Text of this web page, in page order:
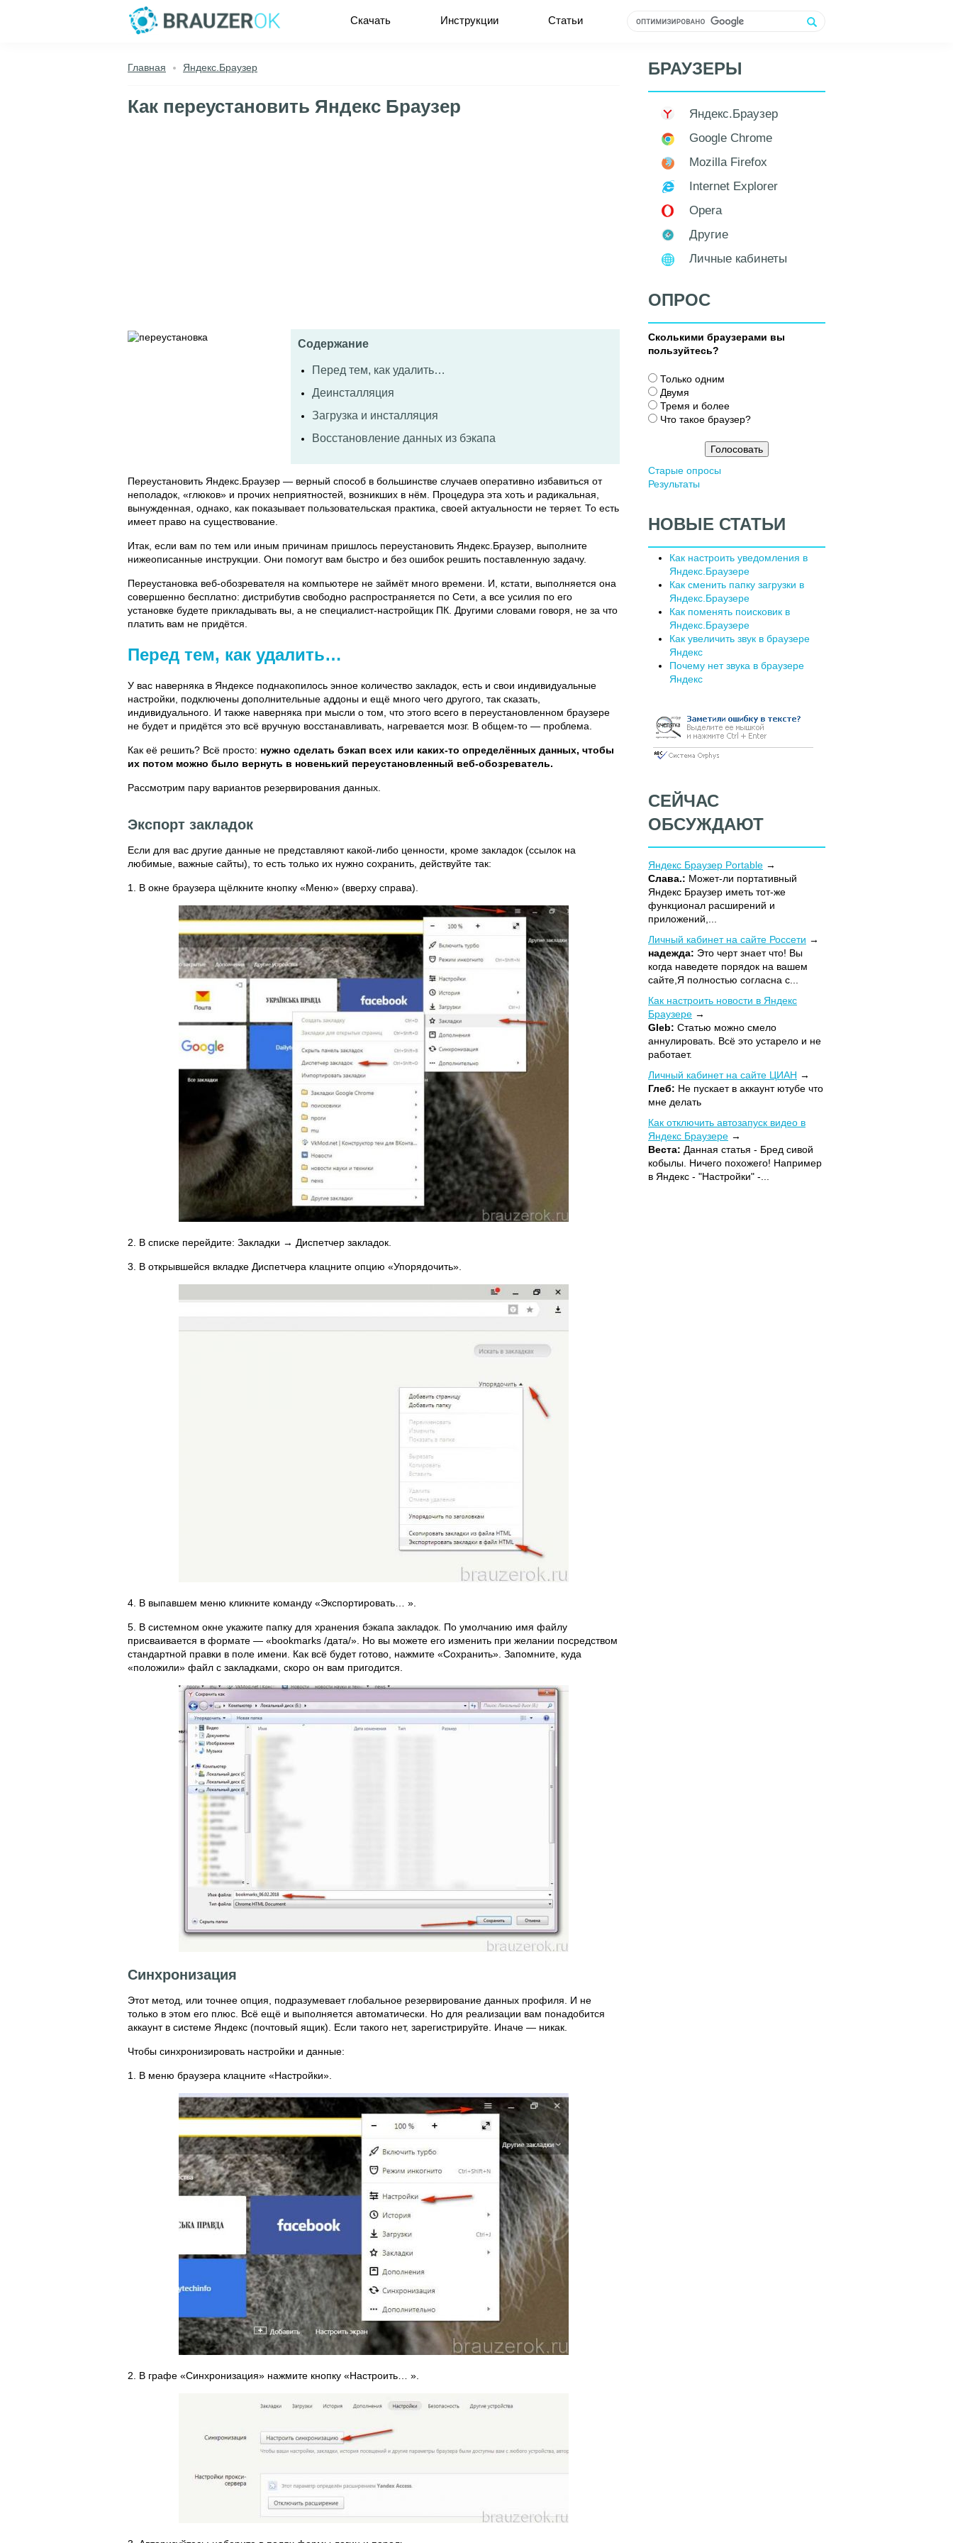
Скачать Инструкции Статьи
Главная Яндекс.Браузер
Как переустановить Яндекс Браузер
Содержание
Перед тем, как удалить…
Деинсталляция
Загрузка и инсталляция
Восстановление данных из бэкапа
Переустановить Яндекс.Браузер — верный способ в большинстве случаев оперативно избавиться от
неполадок, «глюков» и прочих неприятностей, возникших в нём. Процедура эта хоть и радикальная,
вынужденная, однако, как показывает пользовательская практика, своей актуальности не теряет. То есть
имеет право на существование.
Итак, если вам по тем или иным причинам пришлось переустановить Яндекс.Браузер, выполните
нижеописанные инструкции. Они помогут вам быстро и без ошибок решить поставленную задачу.
Переустановка веб-обозревателя на компьютере не займёт много времени. И, кстати, выполняется она
совершенно бесплатно: дистрибутив свободно распространяется по Сети, а все усилия по его
установке будете прикладывать вы, а не специалист-настройщик ПК. Другими словами говоря, не за что
платить вам не придётся.
Перед тем, как удалить…
У вас наверняка в Яндексе поднакопилось энное количество закладок, есть и свои индивидуальные
настройки, подключены дополнительные аддоны и ещё много чего другого, так сказать,
индивидуального. И также наверняка при мысли о том, что этого всего в переустановленном браузере
не будет и придётся это всё вручную восстанавливать, нагревается мозг. В общем-то — проблема.
Как её решить? Всё просто: нужно сделать бэкап всех или каких-то определённых данных, чтобы
их потом можно было вернуть в новенький переустановленный веб-обозреватель.
Рассмотрим пару вариантов резервирования данных.
Экспорт закладок
Если для вас другие данные не представляют какой-либо ценности, кроме закладок (ссылок на
любимые, важные сайты), то есть только их нужно сохранить, действуйте так:
1. В окне браузера щёлкните кнопку «Меню» (вверху справа).
2. В списке перейдите: Закладки → Диспетчер закладок.
3. В открывшейся вкладке Диспетчера клацните опцию «Упорядочить».
4. В выпавшем меню кликните команду «Экспортировать… ».
5. В системном окне укажите папку для хранения бэкапа закладок. По умолчанию имя файлу
присваивается в формате — «bookmarks /дата/». Но вы можете его изменить при желании посредством
стандартной правки в поле имени. Как всё будет готово, нажмите «Сохранить». Запомните, куда
«положили» файл с закладками, скоро он вам пригодится.
Синхронизация
Этот метод, или точнее опция, подразумевает глобальное резервирование данных профиля. И не
только в этом его плюс. Всё ещё и выполняется автоматически. Но для реализации вам понадобится
аккаунт в системе Яндекс (почтовый ящик). Если такого нет, зарегистрируйте. Иначе — никак.
Чтобы синхронизировать настройки и данные:
1. В меню браузера клацните «Настройки».
2. В графе «Синхронизация» нажмите кнопку «Настроить… ».
БРАУЗЕРЫ
Яндекс.Браузер
Google Chrome
Mozilla Firefox
Internet Explorer
Opera
Другие
Личные кабинеты
ОПРОС
Сколькими браузерами вы
пользуйтесь?
В
а
р
и
ы
Только одним
Двумя
Тремя и более
Что такое браузер?
Старые опросы
Результаты
НОВЫЕ СТАТЬИ
Как настроить уведомления в
Яндекс.Браузере
Как сменить папку загрузки в
Яндекс.Браузере
Как поменять поисковик в
Яндекс.Браузере
Как увеличить звук в браузере
Яндекс
Почему нет звука в браузере
Яндекс
СЕЙЧАС
ОБСУЖДАЮТ
Яндекс Браузер Portable
Слава.: Может-ли портативный
Яндекс Браузер иметь тот-же
функционал расширений и
приложений,...
Личный кабинет на сайте Россети
надежда: Это черт знает что! Вы
когда наведете порядок на вашем
сайте,Я полностью согласна с...
Как настроить новости в Яндекс
Браузере
Gleb: Статью можно смело
аннулировать. Всё это устарело и не
работает.
Личный кабинет на сайте ЦИАН
Глеб: Не пускает в аккаунт ютубе что
мне делать
Как отключить автозапуск видео в
Яндекс Браузере
Веста: Данная статья - Бред сивой
кобылы. Ничего похожего! Например
в Яндекс - "Настройки" -...